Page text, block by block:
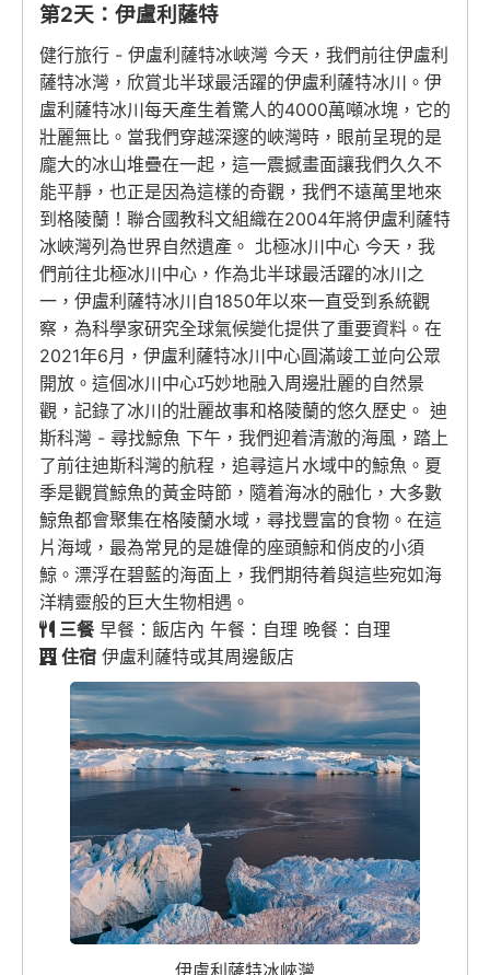
第2天：伊盧利薩特
健行旅行 - 伊盧利薩特冰峽灣 今天，我們前往伊盧利
薩特冰灣，欣賞北半球最活躍的伊盧利薩特冰川。伊
盧利薩特冰川每天產生着驚人的4000萬噸冰塊，它的
壯麗無比。當我們穿越深邃的峽灣時，眼前呈現的是
龐大的冰山堆疊在一起，這一震撼畫面讓我們久久不
能平靜，也正是因為這樣的奇觀，我們不遠萬里地來
到格陵蘭！聯合國教科文組織在2004年將伊盧利薩特
冰峽灣列為世界自然遺產。 北極冰川中心 今天，我
們前往北極冰川中心，作為北半球最活躍的冰川之
一，伊盧利薩特冰川自1850年以來一直受到系統觀
察，為科學家研究全球氣候變化提供了重要資料。在
2021年6月，伊盧利薩特冰川中心圓滿竣工並向公眾
開放。這個冰川中心巧妙地融入周邊壯麗的自然景
觀，記錄了冰川的壯麗故事和格陵蘭的悠久歷史。 迪
斯科灣 - 尋找鯨魚 下午，我們迎着清澈的海風，踏上
了前往迪斯科灣的航程，追尋這片水域中的鯨魚。夏
季是觀賞鯨魚的黃金時節，隨着海冰的融化，大多數
鯨魚都會聚集在格陵蘭水域，尋找豐富的食物。在這
片海域，最為常見的是雄偉的座頭鯨和俏皮的小須
鯨。漂浮在碧藍的海面上，我們期待着與這些宛如海
洋精靈般的巨大生物相遇。
三餐早餐：飯店內 午餐：自理 晚餐：自理
住宿 伊盧利薩特或其周邊飯店
伊盧利薩特冰峽灣